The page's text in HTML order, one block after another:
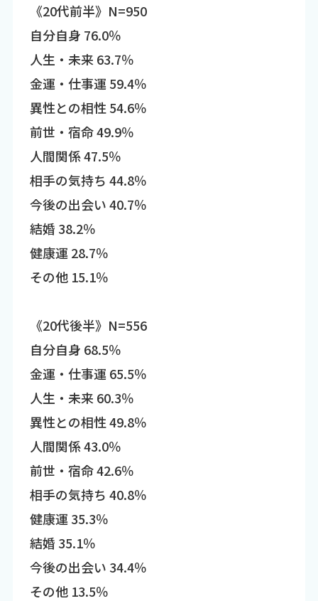
《20代前半》N=950
自分自身 76.0％
人生・未来 63.7％
金運・仕事運 59.4％
異性との相性 54.6％
前世・宿命 49.9％
人間関係 47.5％
相手の気持ち 44.8％
今後の出会い 40.7％
結婚 38.2％
健康運 28.7％
その他 15.1％
《20代後半》N=556
自分自身 68.5％
金運・仕事運 65.5％
人生・未来 60.3％
異性との相性 49.8％
人間関係 43.0％
前世・宿命 42.6％
相手の気持ち 40.8％
健康運 35.3％
結婚 35.1％
今後の出会い 34.4％
その他 13.5％